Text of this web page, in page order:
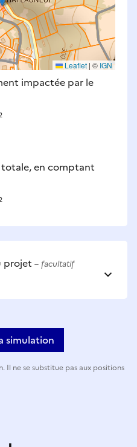
Leaflet | © IGN
compte : bâti, voirie,
bassins — impacts
impactée par le
totale, en comptant
projet – facultatif
simulation
Il ne se substitue pas aux positions